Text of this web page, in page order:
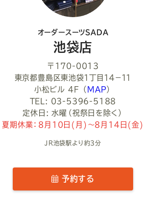
い
オーダースーツSADA
池袋店
〒170-0013
東京都豊島区東池袋１丁目１４−１１
小松ビル 4F
（ MAP）
TEL: 03-5396-5188
定休日: 水曜（祝祭日を除く）
夏期休業：8月10日(月)～8月14日(金)
JR池袋駅より約3分
予約する